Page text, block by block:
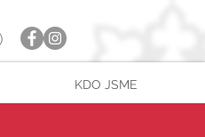
KDO JSME